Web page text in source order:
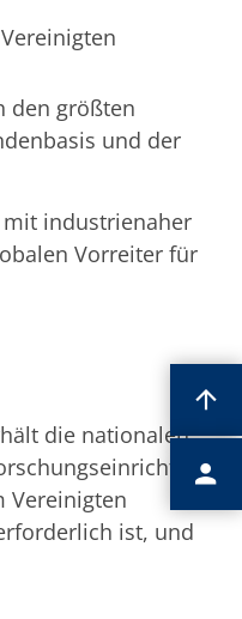
den größten
und der
mit industrienaher
Vorreiter für
die nationalen
Vereinigten
ist, und